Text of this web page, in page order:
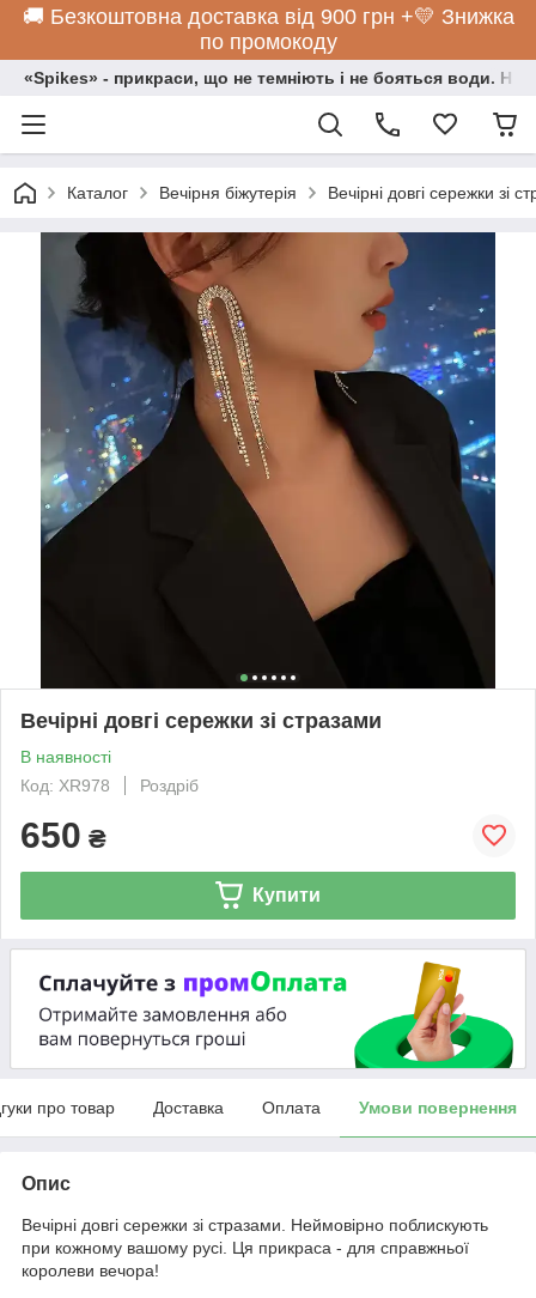
🚚 Безкоштовна доставка від 900 грн +💛 Знижка
по промокоду
«Spikes» - прикраси, що не темніють і не бояться води.
Каталог Вечірня біжутерія Вечірні довгі сережки зі
Вечірні довгі сережки зі стразами
В наявності
Код: XR978
Роздріб
650 ₴
Купити
про товар Доставка Оплата Умови повернення
Опис
Вечірні довгі сережки зі стразами. Неймовірно поблискують
при кожному вашому русі. Ця прикраса - для справжньої
королеви вечора!